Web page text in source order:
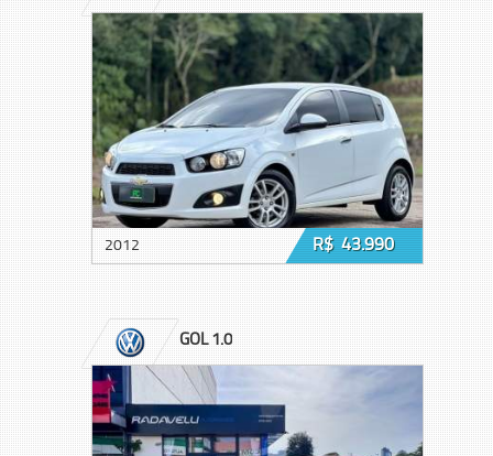
2012 R$ 43.990
GOL 1.0